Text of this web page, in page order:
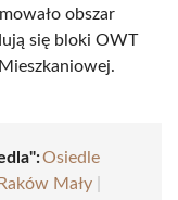
obszar
się bloki OWT
Osiedle
Raków Mały